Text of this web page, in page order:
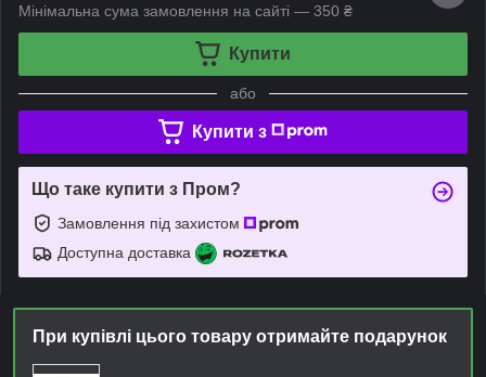
Мінімальна сума замовлення на сайті — 350 ₴
Купити
або
Купити з
Що таке купити з Пром?
Замовлення під захистом
Доступна доставка
При купівлі цього товару отримайте подарунок